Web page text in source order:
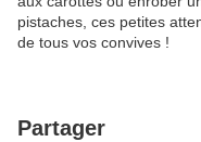
pistaches, ces petites
de tous vos convives !
Partager